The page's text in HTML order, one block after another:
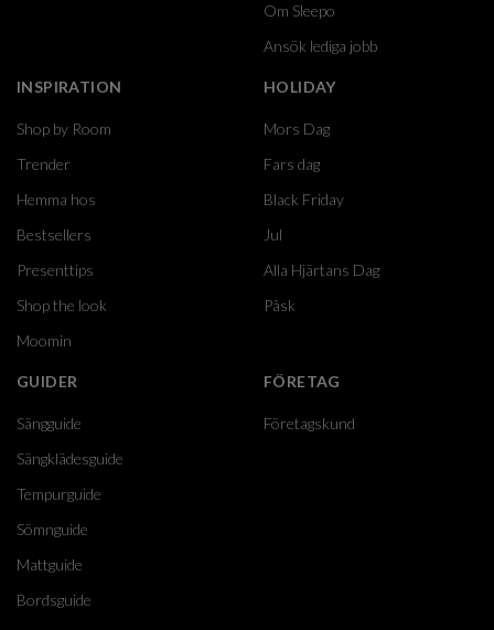
Om Sleepo
Ansök lediga jobb
INSPIRATION
Shop by Room
Trender
Hemma hos
Bestsellers
Presenttips
Shop the look
Moomin
HOLIDAY
Mors Dag
Fars dag
Black Friday
Jul
Alla Hjärtans Dag
Påsk
GUIDER
Sängguide
Sängklädesguide
Tempurguide
Sömnguide
Mattguide
Bordsguide
FÖRETAG
Företagskund